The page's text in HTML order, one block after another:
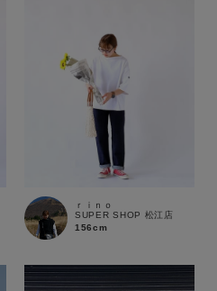
ｒｉｎｏ
SUPER SHOP 松江店
156cm